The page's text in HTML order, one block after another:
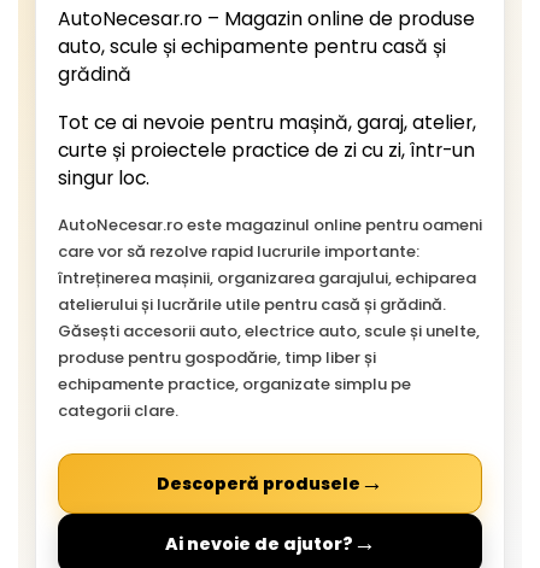
AutoNecesar.ro – Magazin online de produse
auto, scule și echipamente pentru casă și
grădină
Tot ce ai nevoie pentru mașină, garaj, atelier,
curte și proiectele practice de zi cu zi, într-un
singur loc.
AutoNecesar.ro este magazinul online pentru oameni
care vor să rezolve rapid lucrurile importante:
întreținerea mașinii, organizarea garajului, echiparea
atelierului și lucrările utile pentru casă și grădină.
Găsești accesorii auto, electrice auto, scule și unelte,
produse pentru gospodărie, timp liber și
echipamente practice, organizate simplu pe
categorii clare.
Descoperă produsele →
Ai nevoie de ajutor? →